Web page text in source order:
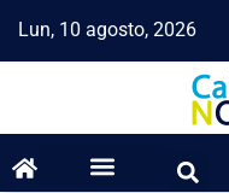
Lun, 10 agosto, 2026